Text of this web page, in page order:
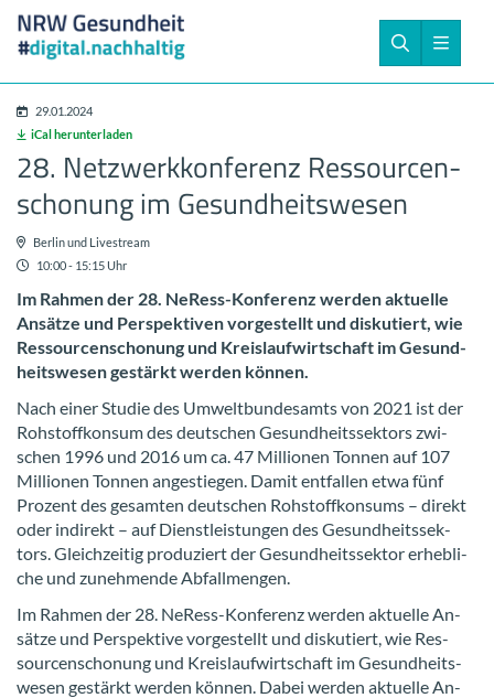
29.01.2024
iCal her­un­ter­la­den
28. Netz­werk­kon­fe­renz Res­sour­cen­
scho­nung im Ge­sund­heits­we­sen
Ber­lin und Live­stream
10:00 - 15:15 Uhr
Im Rah­men der 28. NeRess-​Konferenz wer­den ak­tu­el­le
An­sät­ze und Per­spek­ti­ven vor­ge­stellt und dis­ku­tiert, wie
Res­sour­cen­scho­nung und Kreis­lauf­wirt­schaft im Ge­sund­
heits­we­sen ge­stärkt wer­den kön­nen.
Nach einer Stu­die des Um­welt­bun­des­amts von 2021 ist der
Roh­stoff­kon­sum des deut­schen Ge­sund­heits­sek­tors zwi­
schen 1996 und 2016 um ca. 47 Mil­lio­nen Ton­nen auf 107
Mil­lio­nen Ton­nen an­ge­stie­gen. Damit ent­fal­len etwa fünf
Pro­zent des ge­sam­ten deut­schen Roh­stoff­kon­sums – di­rekt
oder in­di­rekt – auf Dienst­leis­tun­gen des Ge­sund­heits­sek­
tors. Gleich­zei­tig pro­du­ziert der Ge­sund­heits­sek­tor er­heb­li­
che und zu­neh­men­de Ab­fall­men­gen.
Im Rah­men der 28. NeRess-​Konferenz wer­den ak­tu­el­le An­
sät­ze und Per­spek­ti­ve vor­ge­stellt und dis­ku­tiert, wie Res­
sour­cen­scho­nung und Kreis­lauf­wirt­schaft im Ge­sund­heits­
we­sen ge­stärkt wer­den kön­nen. Dabei wer­den ak­tu­el­le An­